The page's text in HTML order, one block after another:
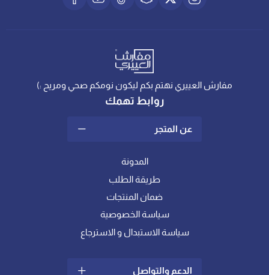
مفارش العييري نهتم بكم ليكون نومكم صحي ومريح :)
روابط تهمك
عن المتجر
المدونة
طريقة الطلب
ضمان المنتجات
سياسة الخصوصية
سياسة الاستبدال و الاسترجاع
الدعم والتواصل